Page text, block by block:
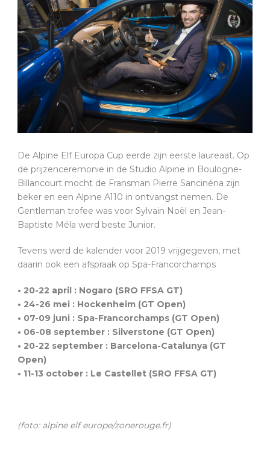
De Alpine Elf Europa Cup eerde zijn eerste laureaat. Op
de prijzenceremonie in de Studio Alpine in Boulogne-
Billancourt mocht de Fransman Pierre Sancinéna zijn
beker en een Alpine A110 in ontvangst nemen. De
Gentleman trofee was voor Sylvain Noël en Jean-
Baptiste Méla werd beste Junior.
Tevens werd de kalender voor 2019 vrijgegeven, met
daarin ook een afspraak op Spa-Francorchamps
• 20-22 april : Nogaro (SRO FFSA GT)
• 24-26 mei : Hockenheim (GT Open)
• 07-09 juni : Spa-Francorchamps (GT Open)
• 06-08 september : Silverstone (GT Open)
• 20-22 september : Barcelona-Catalunya (GT
Open)
• 11-13 october : Le Castellet (SRO FFSA GT)
(foto: alpine elf europe/zonerouge.fr)